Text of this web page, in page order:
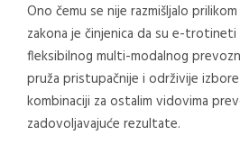
Ono čemu se nije razmišljalo
zakona je činjenica da su e-
fleksibilnog multi-modalnog
pruža pristupačnije i održivije
kombinaciji za ostalim vidovima
zadovoljavajuće rezultate.